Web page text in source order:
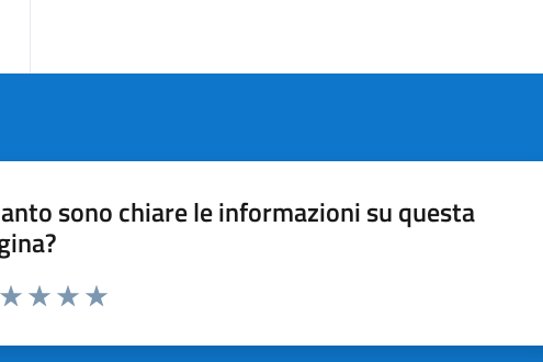
sono chiare le informazioni su questa
da 1 a 5 stelle la pagina